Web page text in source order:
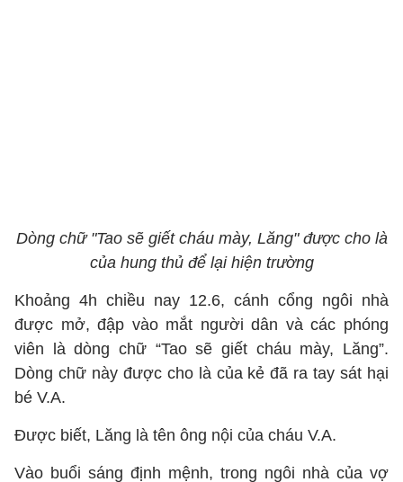
Dòng chữ "Tao sẽ giết cháu mày, Lăng" được cho là
của hung thủ để lại hiện trường
Khoảng 4h chiều nay 12.6, cánh cổng ngôi nhà
được mở, đập vào mắt người dân và các phóng
viên là dòng chữ “Tao sẽ giết cháu mày, Lăng”.
Dòng chữ này được cho là của kẻ đã ra tay sát hại
bé V.A.
Được biết, Lăng là tên ông nội của cháu V.A.
Vào buổi sáng định mệnh, trong ngôi nhà của vợ